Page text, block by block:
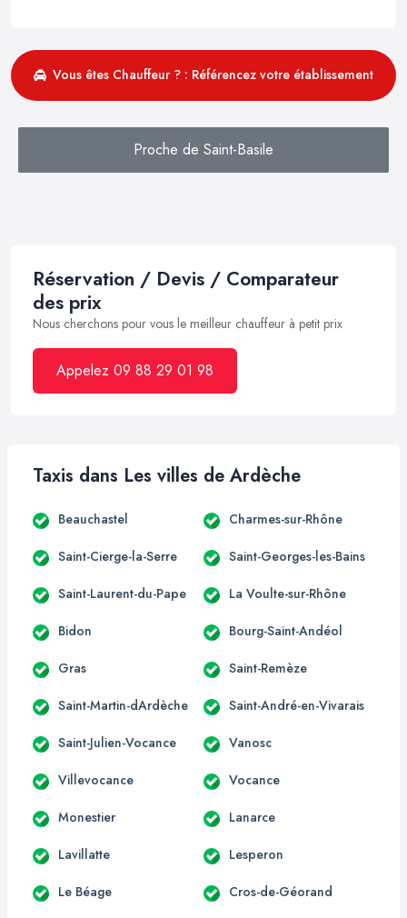
Vous êtes Chauffeur ? : Référencez votre établissement
Proche de Saint-Basile
Réservation / Devis / Comparateur
des prix
Nous cherchons pour vous le meilleur chauffeur à petit prix
Appelez 09 88 29 01 98
Taxis dans Les villes de Ardèche
Beauchastel Charmes-sur-Rhône
Saint-Cierge-la-Serre Saint-Georges-les-Bains
Saint-Laurent-du-Pape La Voulte-sur-Rhône
Bidon Bourg-Saint-Andéol
Gras Saint-Remèze
Saint-Martin-dArdèche Saint-André-en-Vivarais
Saint-Julien-Vocance Vanosc
Villevocance Vocance
Monestier Lanarce
Lavillatte Lesperon
Le Béage Cros-de-Géorand